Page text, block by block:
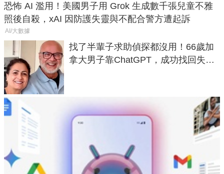
恐怖 AI 濫用！美國男子用 Grok 生成數千張兒童不雅
照後自殺，xAI 因防護失靈與不配合警方遭起訴
AI/大數據
找了半輩子求助偵探都沒用！66歲加
拿大男子靠ChatGPT，成功找回失散